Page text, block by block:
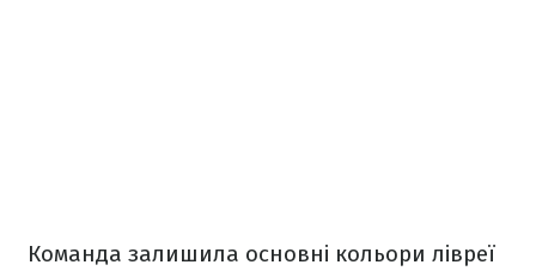
Команда залишила основні кольори лівреї